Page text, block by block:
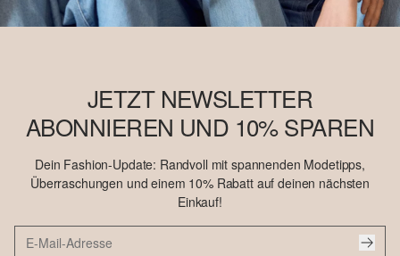
JETZT NEWSLETTER
ABONNIEREN UND 10% SPAREN
Dein Fashion-Update: Randvoll mit spannenden Modetipps,
Überraschungen und einem 10% Rabatt auf deinen nächsten
Einkauf!